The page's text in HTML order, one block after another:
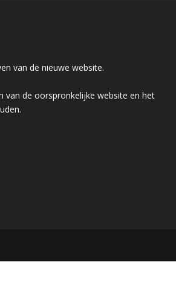
van de nieuwe website.
van de oorspronkelijke website en het